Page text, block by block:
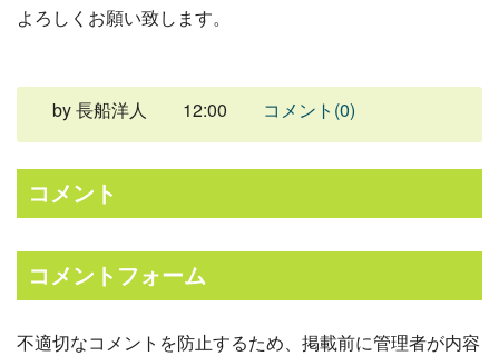
よろしくお願い致します。
by長船洋人 12:00 コメント(0)
コメント
コメントフォーム
不適切なコメントを防止するため、掲載前に管理者が内容